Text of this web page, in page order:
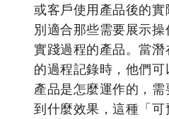
或客戶使用產品後的
別適合那些需要展示
實踐過程的產品。當
的過程記錄時，他們
產品是怎麼運作的，
到什麼效果，這種「